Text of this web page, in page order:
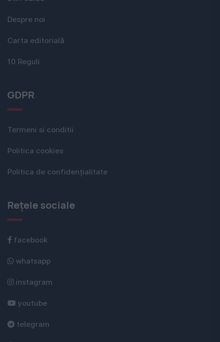
Despre noi
Carta editorială
10 Reguli
GDPR
Termeni si conditii
Politica cookies
Politica de confidențialitate
Rețele sociale
facebook
whatsapp
instagram
youtube
telegram